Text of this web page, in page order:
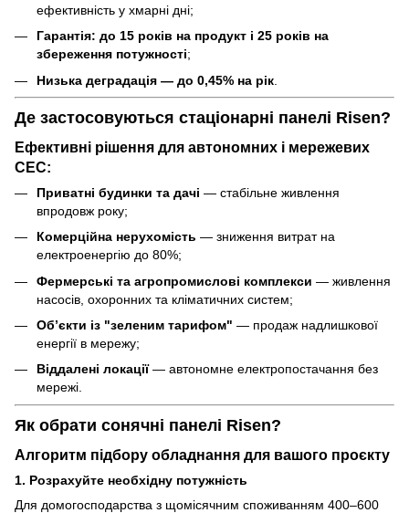
ефективність у хмарні дні;
Гарантія: до 15 років на продукт і 25 років на
збереження потужності;
Низька деградація — до 0,45% на рік
Де застосовуються стаціонарні панелі Risen?
Ефективні рішення для автономних і мережевих
СЕС:
Приватні будинки та дачі — стабільне живлення
впродовж року;
Комерційна нерухомість — зниження витрат на
електроенергію до 80%;
Фермерські та агропромислові комплекси — живлення
насосів, охоронних та кліматичних систем;
Об’єкти із "зеленим тарифом" — продаж надлишкової
енергії в мережу;
Віддалені локації— автономне електропостачання без
мережі.
Як обрати сонячні панелі Risen?
Алгоритм підбору обладнання для вашого проєкту
1. Розрахуйте необхідну потужність
Для домогосподарства з щомісячним споживанням 400–600